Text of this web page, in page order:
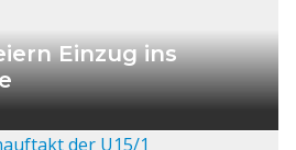
Einzug ins